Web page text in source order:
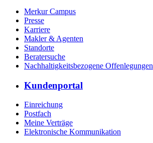
Merkur Campus
Presse
Karriere
Makler & Agenten
Standorte
Beratersuche
Nachhaltigkeitsbezogene Offenlegungen
Kundenportal
Einreichung
Postfach
Meine Verträge
Elektronische Kommunikation